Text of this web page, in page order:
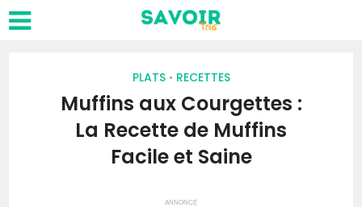
PLATS • RECETTES
Muffins aux Courgettes :
La Recette de Muffins
Facile et Saine
ANNONCE